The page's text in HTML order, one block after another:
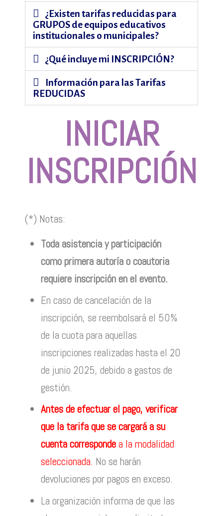
¿Existen tarifas reducidas para
GRUPOS de equipos educativos
institucionales o municipales?
¿Qué incluye mi INSCRIPCIÓN?
Información para las Tarifas
REDUCIDAS
INICIAR
INSCRIPCIÓN
(*) Notas:
Toda asistencia y participación
como primera autoría o coautoria
requiere inscripción en el evento.
En caso de cancelación de la
inscripción, se reembolsará el 50%
de la cuota para aquellas
inscripciones realizadas hasta el 20
de junio 2025, debido a gastos de
gestión.
Antes de efectuar el pago, verificar
que la tarifa que se cargará a su
cuenta correspondea la modalidad
seleccionada. No se harán
devoluciones por pagos en exceso.
La organización informa de que las